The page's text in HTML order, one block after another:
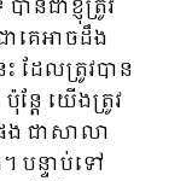
នជាខ្ញុំត្រូវ
គេអាចដឹង
ដែលត្រូវបាន
តែ យើងត្រូវ
ង ជាសាលា
បន្ទាប់ទៅ